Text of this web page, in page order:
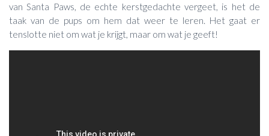
van Santa Paws, de echte kerstgedachte vergeet, is het de
taak van de pups om hem dat weer te leren. Het gaat er
tenslotte niet om wat je krijgt, maar om wat je geeft!